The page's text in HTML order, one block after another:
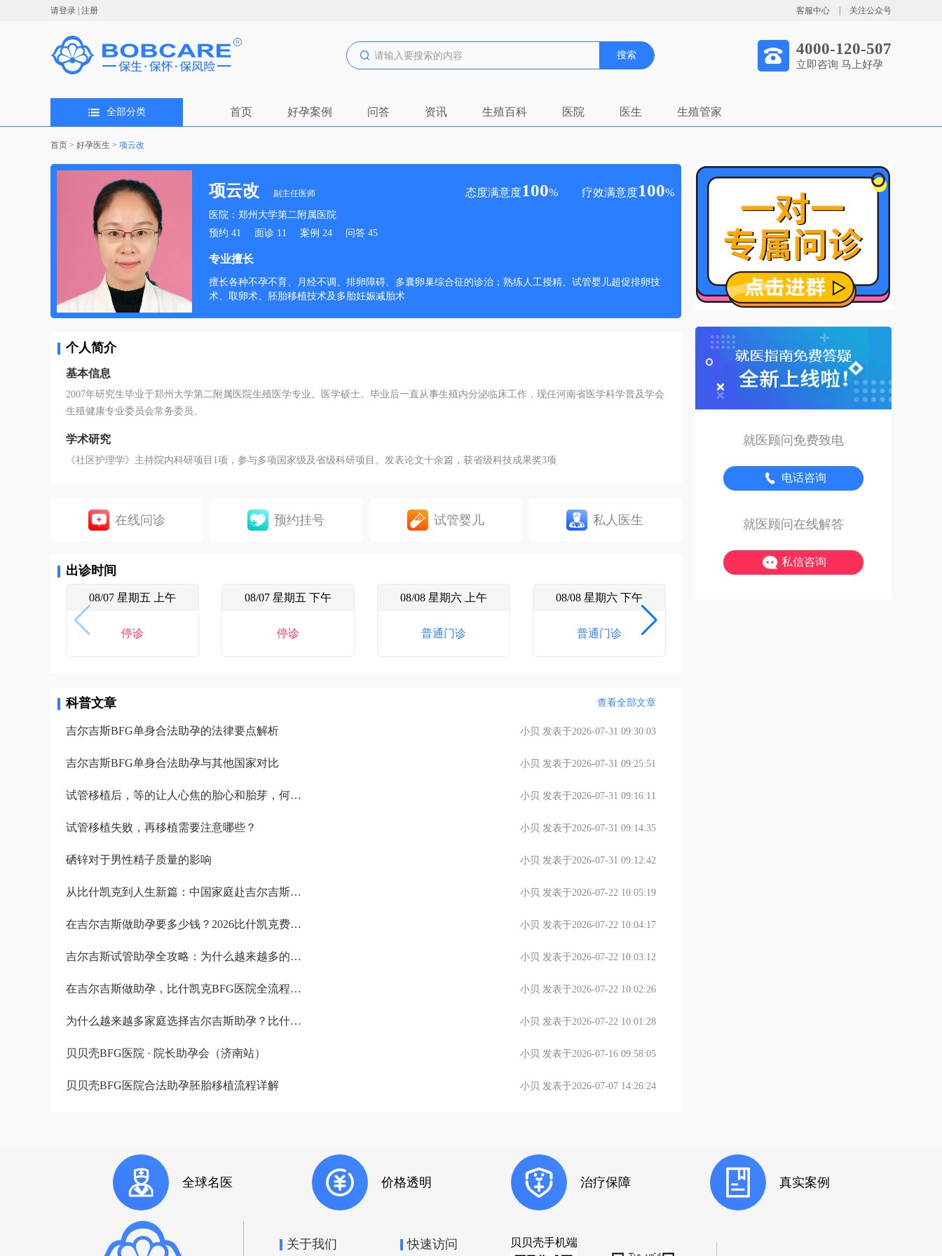
请登录 | 注册 客服中心 | 关注公众号
搜索 4000-120-507
立即咨询 马上好孕
全部分类 首页 好孕案例 问答 资讯 生殖百科 医院 医生 生殖管家
首页 > 好孕医生 > 项云改
项云改 副主任医师 态度满意度100% 疗效满意度100%
医院：郑州大学第二附属医院
预约 41 面诊 11 案例 24 问答 45
专业擅长
擅长各种不孕不育、月经不调、排卵障碍、多囊卵巢综合征的诊治；熟练人工授精、试管婴儿超促排卵技
术、取卵术、胚胎移植技术及多胎妊娠减胎术
个人简介
基本信息
2007年研究生毕业于郑州大学第二附属医院生殖医学专业。医学硕士。毕业后一直从事生殖内分泌临床工作，现任河南省医学科学普及学会
生殖健康专业委员会常务委员。
学术研究
《社区护理学》主持院内科研项目1项，参与多项国家级及省级科研项目。发表论文十余篇，获省级科技成果奖3项
在线问诊 预约挂号 试管婴儿 私人医生
出诊时间
08/07 星期五 上午
停诊
08/07 星期五 下午
停诊
08/08 星期六 上午
普通门诊
08/08 星期六 下午
普通门诊
科普文章 查看全部文章
吉尔吉斯BFG单身合法助孕的法律要点解析 小贝 发表于2026-07-31 09:30:03
吉尔吉斯BFG单身合法助孕与其他国家对比 小贝 发表于2026-07-31 09:25:51
试管移植后，等的让人心焦的胎心和胎芽，何时会出现？ 小贝 发表于2026-07-31 09:16:11
试管移植失败，再移植需要注意哪些？ 小贝 发表于2026-07-31 09:14:35
硒锌对于男性精子质量的影响 小贝 发表于2026-07-31 09:12:42
从比什凯克到人生新篇：中国家庭赴吉尔吉斯助孕的完整路径解析 小贝 发表于2026-07-22 10:05:19
在吉尔吉斯做助孕要多少钱？2026比什凯克费用全公开，拒绝隐形消费 小贝 发表于2026-07-22 10:04:17
吉尔吉斯试管助孕全攻略：为什么越来越多的中国家庭选择比什凯克？ 小贝 发表于2026-07-22 10:03:12
在吉尔吉斯做助孕，比什凯克BFG医院全流程深度解析：从签约到抱娃 小贝 发表于2026-07-22 10:02:26
为什么越来越多家庭选择吉尔吉斯助孕？比什凯克BFG医院的四个核心答案 小贝 发表于2026-07-22 10:01:28
贝贝壳BFG医院 · 院长助孕会（济南站） 小贝 发表于2026-07-16 09:58:05
贝贝壳BFG医院合法助孕胚胎移植流程详解 小贝 发表于2026-07-07 14:26:24
就医顾问免费致电
电话咨询
就医顾问在线解答
私信咨询
全球名医 价格透明 治疗保障 真实案例
关于我们 快速访问 贝贝壳手机端